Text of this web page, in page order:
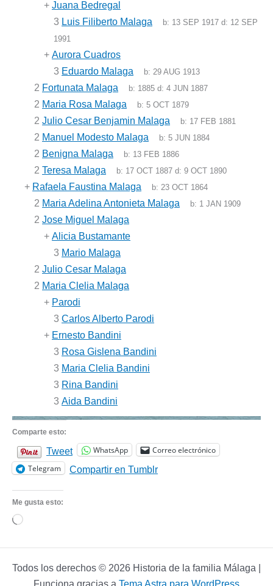
+ Juana Bedregal
3 Luis Filiberto Malaga b: 13 SEP 1917 d: 12 SEP
1991
+ Aurora Cuadros
3 Eduardo Malaga b:29 AUG 1913
2 Fortunata Malaga b: 1885 d:4 JUN 1887
2 Maria Rosa Malaga b:5 OCT 1879
2 Julio Cesar Benjamin Malaga b: 17 FEB 1881
2 Manuel Modesto Malaga b:5 JUN 1884
2 Benigna Malaga b: 13 FEB 1886
2 Teresa Malaga b: 17 OCT 1887 d:9 OCT 1890
+ Rafaela Faustina Malaga b:23 OCT 1864
2 Maria Adelina Antonieta Malaga b: 1 JAN 1909
2 Jose Miguel Malaga
+ Alicia Bustamante
3 Mario Malaga
2 Julio Cesar Malaga
2 Maria Clelia Malaga
+ Parodi
3 Carlos Alberto Parodi
+ Ernesto Bandini
3 Rosa Gislena Bandini
3 Maria Clelia Bandini
3 Rina Bandini
3 Aida Bandini
Comparte esto:
Tweet WhatsApp
Correo electrónico
Telegram
Compartir en Tumblr
Me gusta esto:
Cargando...
Todos los derechos © 2026 Historia de la familia Málaga |
Funciona gracias a Tema Astra para WordPress